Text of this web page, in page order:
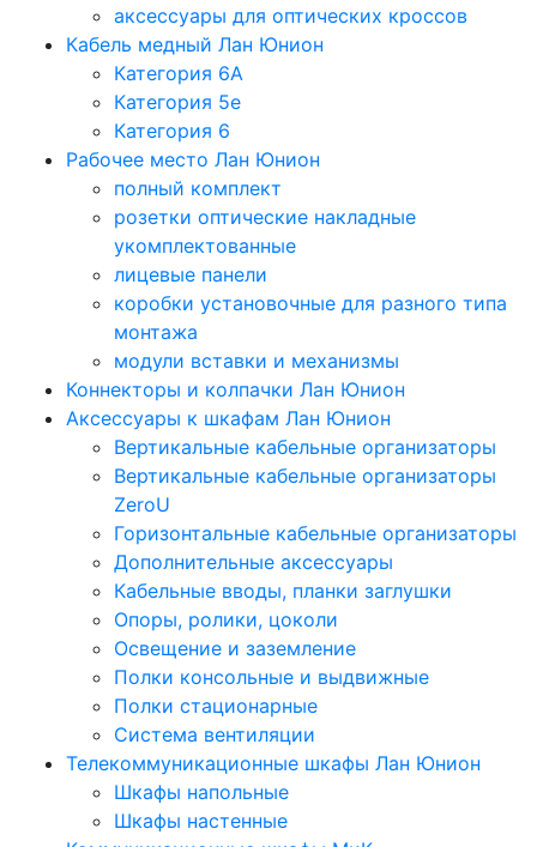
аксессуары для оптических кроссов
Кабель медный Лан Юнион
Категория 6A
Категория 5e
Категория 6
Рабочее место Лан Юнион
полный комплект
розетки оптические накладные
укомплектованные
лицевые панели
коробки установочные для разного типа
монтажа
модули вставки и механизмы
Коннекторы и колпачки Лан Юнион
Аксессуары к шкафам Лан Юнион
Вертикальные кабельные организаторы
Вертикальные кабельные организаторы
ZeroU
Горизонтальные кабельные организаторы
Дополнительные аксессуары
Кабельные вводы, планки заглушки
Опоры, ролики, цоколи
Освещение и заземление
Полки консольные и выдвижные
Полки стационарные
Система вентиляции
Телекоммуникационные шкафы Лан Юнион
Шкафы напольные
Шкафы настенные